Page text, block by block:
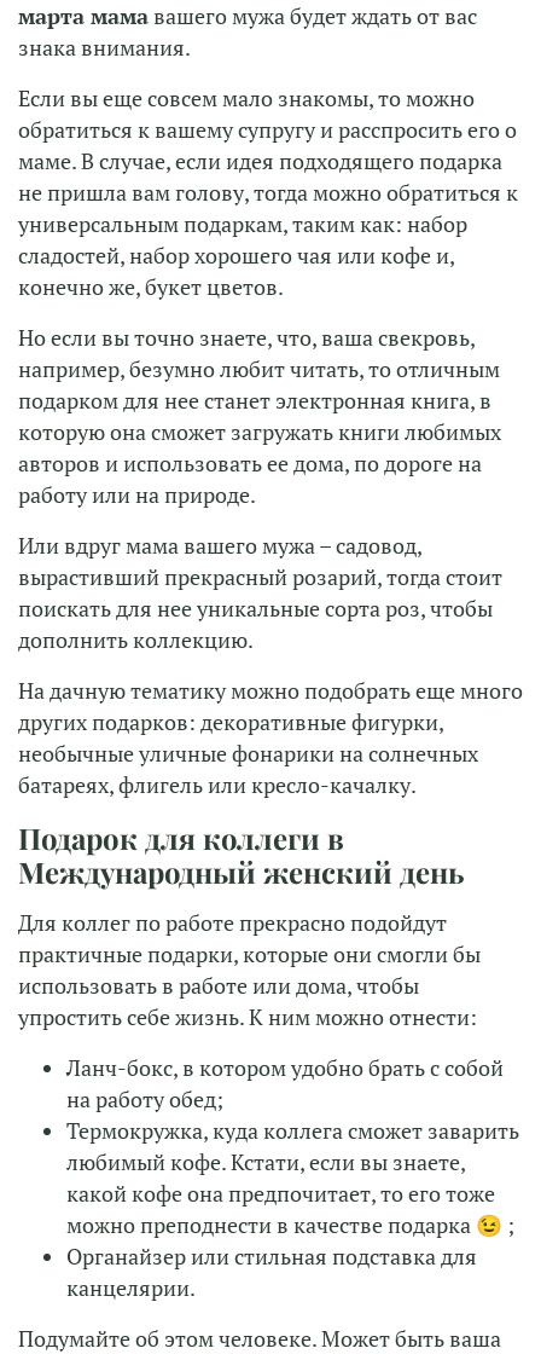
марта мамавашего мужа будет ждать от вас
знака внимания.
Если вы еще совсем мало знакомы, то можно
обратиться к вашему супругу и расспросить его о
маме. В случае, если идея подходящего подарка
не пришла вам голову, тогда можно обратиться к
универсальным подаркам, таким как: набор
сладостей, набор хорошего чая или кофе и,
конечно же, букет цветов.
Но если вы точно знаете, что, ваша свекровь,
например, безумно любит читать, то отличным
подарком для нее станет электронная книга, в
которую она сможет загружать книги любимых
авторов и использовать ее дома, по дороге на
работу или на природе.
Или вдруг мама вашего мужа – садовод,
вырастивший прекрасный розарий, тогда стоит
поискать для нее уникальные сорта роз, чтобы
дополнить коллекцию.
На дачную тематику можно подобрать еще много
других подарков: декоративные фигурки,
необычные уличные фонарики на солнечных
батареях, флигель или кресло-качалку.
Подарок для коллеги в
Международный женский день
Для коллег по работе прекрасно подойдут
практичные подарки, которые они смогли бы
использовать в работе или дома, чтобы
упростить себе жизнь. К ним можно отнести:
Ланч-бокс, в котором удобно брать с собой
на работу обед;
Термокружка, куда коллега сможет заварить
любимый кофе. Кстати, если вы знаете,
какой кофе она предпочитает, то его тоже
можно преподнести в качестве подарка 😉 ;
Органайзер или стильная подставка для
канцелярии.
Подумайте об этом человеке. Может быть ваша